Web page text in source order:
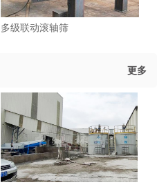
多级联动滚轴筛
更多